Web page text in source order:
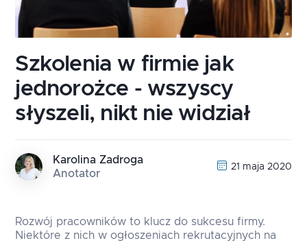
Szkolenia w firmie jak
jednorożce - wszyscy
słyszeli, nikt nie widział
Karolina Zadroga
Anotator
21 maja 2020
Rozwój pracowników to klucz do sukcesu firmy.
Niektóre z nich w ogłoszeniach rekrutacyjnych na